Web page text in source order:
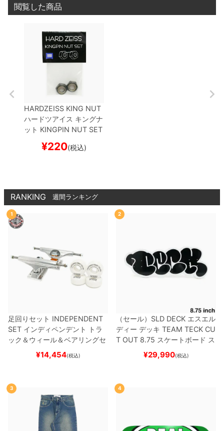
閲覧した商品
HARDZEISS KING NUT
ハードツアイス キングナ
ット KINGPIN NUT SET
¥220(税込)
RANKING 週間ランキング
1
足回りセット INDEPENDENT
SET インディペンデント
トラ
ック＆ウィール＆ベアリングセ
（トリック用）
ード スケボー
¥14,454(税込)
2
（セール） SLD DECK エスエル
ディー デッキ TEAM TECK CU
T OUT 8.75 スケートボード ス
¥29,990(税込)
3 4